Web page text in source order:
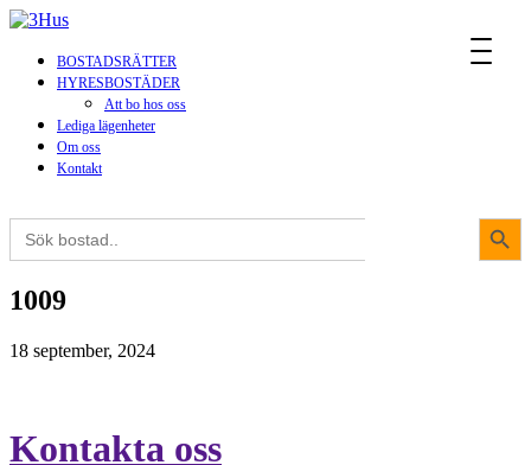
BOSTADSRÄTTER
HYRESBOSTÄDER
Att bo hos oss
Lediga lägenheter
Om oss
Kontakt
Sök
efter:
1009
18 september, 2024
Kontakta oss